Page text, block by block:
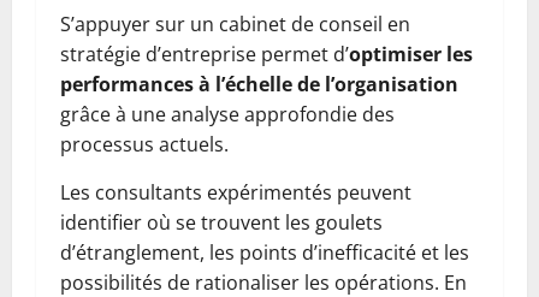
S’appuyer sur un cabinet de conseil en
stratégie d’entreprise permet d’optimiser les
performances à l’échelle de l’organisation
grâce à une analyse approfondie des
processus actuels.
Les consultants expérimentés peuvent
identifier où se trouvent les goulets
d’étranglement, les points d’inefficacité et les
possibilités de rationaliser les opérations. En